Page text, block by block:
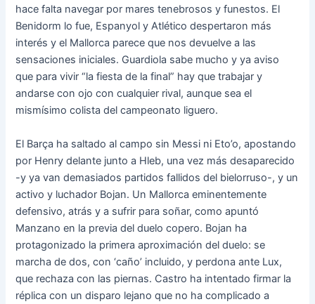
hace falta navegar por mares tenebrosos y funestos. El
Benidorm lo fue, Espanyol y Atlético despertaron más
interés y el Mallorca parece que nos devuelve a las
sensaciones iniciales. Guardiola sabe mucho y ya aviso
que para vivir “la fiesta de la final” hay que trabajar y
andarse con ojo con cualquier rival, aunque sea el
mismísimo colista del campeonato liguero.
El Barça ha saltado al campo sin Messi ni Eto’o, apostando
por Henry delante junto a Hleb, una vez más desaparecido
-y ya van demasiados partidos fallidos del bielorruso-, y un
activo y luchador Bojan. Un Mallorca eminentemente
defensivo, atrás y a sufrir para soñar, como apuntó
Manzano en la previa del duelo copero. Bojan ha
protagonizado la primera aproximación del duelo: se
marcha de dos, con ‘caño’ incluido, y perdona ante Lux,
que rechaza con las piernas. Castro ha intentado firmar la
réplica con un disparo lejano que no ha complicado a